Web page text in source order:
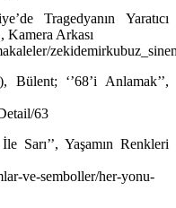
Tragedyanın Yaratıcı
Kamera Arkası
‘’68’i Anlamak’’,
63
Sarı’’, Yaşamın Renkleri
ve-semboller/her-yonu-